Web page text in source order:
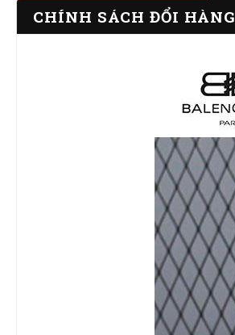
CHÍNH SÁCH ĐỔI HÀNG